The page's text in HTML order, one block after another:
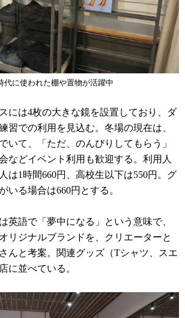
代に使われた棚や置物が活躍中
には4枚の大きな鏡を設置しており、ダ
習での利用を見込む。冬場の現在は、
いて、「ただ、のんびりしてもらう」
などイベント利用も歓迎する。利用人
は1時間660円、高校生以下は550円。グ
いる場合は660円とする。
英語で「夢中になる」という意味で、
リジナルブランドを、クリエーターと
んと考案。関連グッズ（Tシャツ、スエ
に並べている。